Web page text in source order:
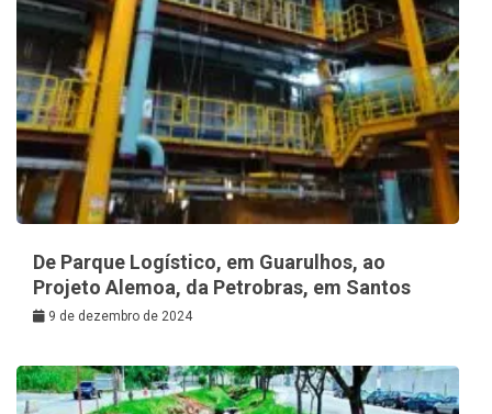
De Parque Logístico, em Guarulhos, ao
Projeto Alemoa, da Petrobras, em Santos
9 de dezembro de 2024